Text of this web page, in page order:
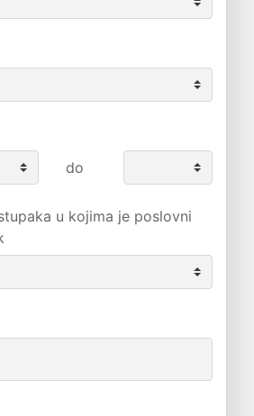
do
u kojima je poslovni